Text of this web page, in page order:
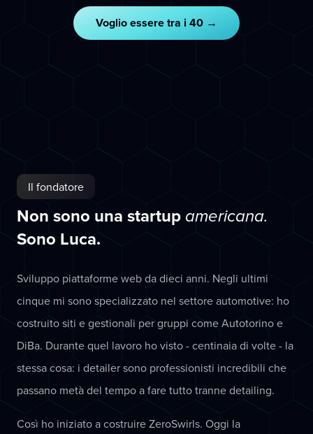
Voglio essere tra i 40 →
Il fondatore
Non sono una startup americana.
Sono Luca.
Sviluppo piattaforme web da dieci anni. Negli ultimi
cinque mi sono specializzato nel settore automotive: ho
costruito siti e gestionali per gruppi come Autotorino e
DiBa. Durante quel lavoro ho visto - centinaia di volte - la
stessa cosa: i detailer sono professionisti incredibili che
passano metà del tempo a fare tutto tranne detailing.
Così ho iniziato a costruire ZeroSwirls. Oggi la